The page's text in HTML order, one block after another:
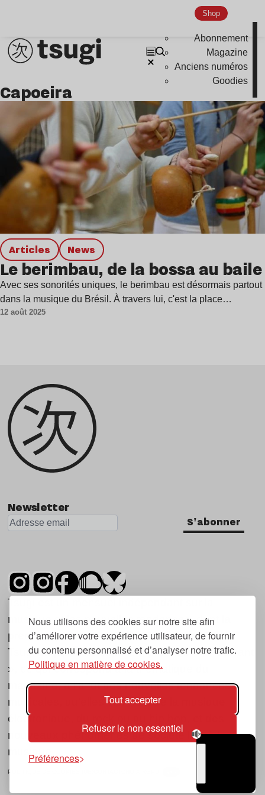
Nous utilisons des cookies sur notre site afin
d’améliorer votre expérience utilisateur, de fournir
du contenu personnalisé et d’analyser notre trafic.
Politique en matière de cookies.
Tout accepter
Refuser le non essentiel
Préférences
Shop
Abonnement
Magazine
Anciens numéros
Goodies
Global Club
Indie
capoeira
Articles news
Le berimbau, de la bossa au baile
Avec ses sonorités uniques, le berimbau est désormais partout
dans la musique du Brésil. À travers lui, c'est la place…
12 août 2025
Newsletter
S'abonner
Tsugi est un mensuel indépendant sur la
musique et les nouvelles tendances, dont la
première parution date de 2007.
Tsugi en japonais signifie « prochain », « suivant
», ce qui correspond à la thématique du
magazine, à l’affût des nouvelles tendances
musicales, qu’elles viennent de la musique
électronique, du rock ou du hip hop, et des
nouveaux phénomènes de société liés à la
musique.
POLITIQUE DE COOKIES (UE)